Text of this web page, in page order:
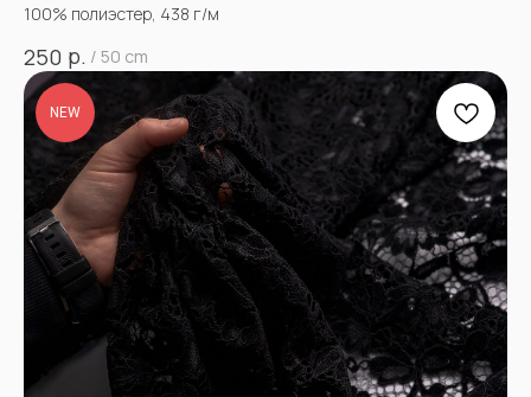
100% полиэстер, 438 г/м
250 р. / 50 cm
NEW